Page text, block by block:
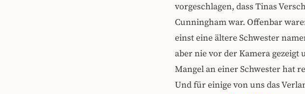
vorgeschlagen, dass Tinas
Cunningham war. Offenbar
einst eine ältere Schwester
aber nie vor der Kamera
Mangel an einer Schwester hat
Und für einige von uns das